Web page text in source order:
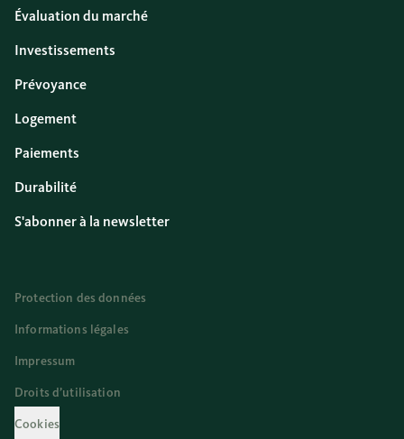
Évaluation du marché
Investissements
Prévoyance
Logement
Paiements
Durabilité
S'abonner à la newsletter
Protection des données
Informations légales
Impressum
Droits d’utilisation
Cookies